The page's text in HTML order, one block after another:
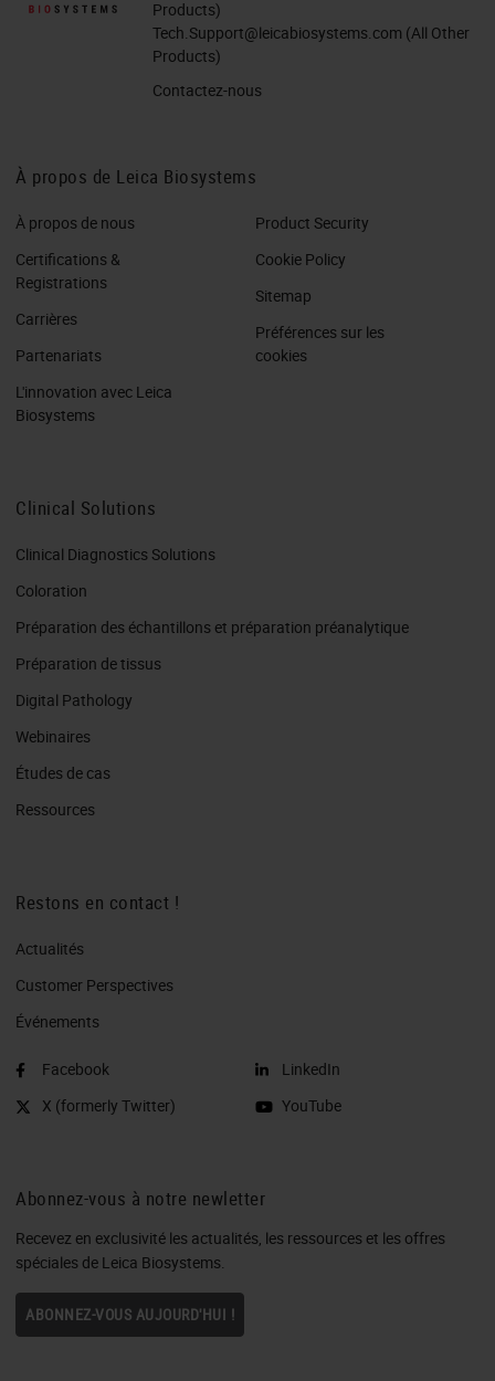
Products)
Tech.Support@leicabiosystems.com (All Other
Products)
Contactez-nous
À propos de Leica Biosystems
À propos de nous
Certifications &
Registrations
Carrières
Partenariats
L'innovation avec Leica
Biosystems
Product Security
Cookie Policy
Sitemap
Préférences sur les
cookies
Clinical Solutions
Clinical Diagnostics Solutions
Coloration
Préparation des échantillons et préparation préanalytique
Préparation de tissus
Digital Pathology
Webinaires
Études de cas
Ressources
Restons en contact !
Actualités
Customer Perspectives​
Événements
Facebook
X (formerly Twitter)
LinkedIn
YouTube
Abonnez-vous à notre newletter
Recevez en exclusivité les actualités, les ressources et les offres
spéciales de Leica Biosystems.
ABONNEZ-VOUS AUJOURD'HUI !